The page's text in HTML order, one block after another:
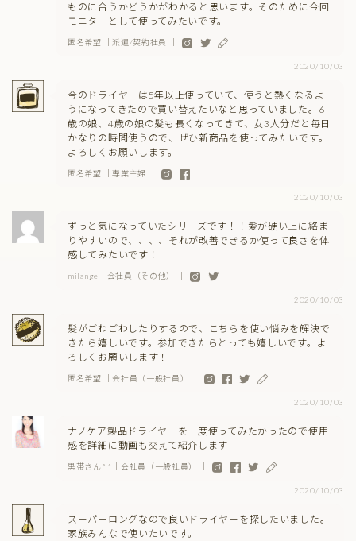
ものに合うかどうかがわかると思います。そのために今回
モニターとして使ってみたいです。
匿名希望 ｜派遣/契約社員 ｜
2020/10/03
今のドライヤーは5年以上使っていて、使うと熱くなるよ
うになってきたので買い替えたいなと思っていました。6
歳の娘、4歳の娘の髪も長くなってきて、女3人分だと毎日
かなりの時間使うので、ぜひ新商品を使ってみたいです。
よろしくお願いします。
匿名希望 ｜専業主婦 ｜
2020/10/03
ずっと気になっていたシリーズです！！髪が硬い上に絡ま
りやすいので、、、、それが改善できるか使って良さを体
感してみたいです！
milange｜会社員（その他） ｜
2020/10/03
髪がごわごわしたりするので、こちらを使い悩みを解決で
きたら嬉しいです。参加できたらとっても嬉しいです。よ
ろしくお願いします！
匿名希望 ｜会社員（一般社員） ｜
2020/10/03
ナノケア製品ドライヤーを一度使ってみたかったので使用
感を詳細に動画も交えて紹介します
黒帯さん^^｜会社員（一般社員） ｜
2020/10/03
スーパーロングなので良いドライヤーを探したいました。
家族みんなで使いたいです。